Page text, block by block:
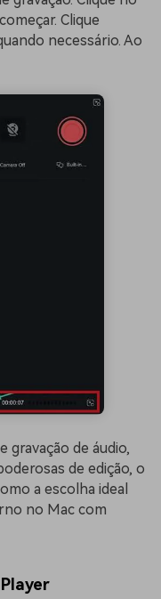
Clique
necessário. Ao
gravação de áudio,
de edição, o
a escolha ideal
no Mac com